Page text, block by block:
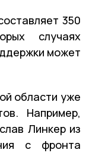
350
случаях
может
области уже
Например,
Линкер из
с фронта